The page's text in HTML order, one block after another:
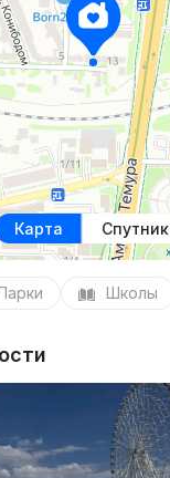
Карта Спутник
Школы